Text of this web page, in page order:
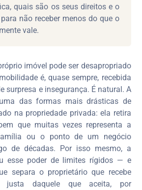
quais são os seus direitos e o
não receber menos do que o
vale.
imóvel pode ser desapropriado
é, quase sempre, recebida
surpresa e insegurança. É natural. A
das formas mais drásticas de
na propriedade privada: ela retira
que muitas vezes representa a
ou o ponto de um negócio
de décadas. Por isso mesmo, a
esse poder de limites rígidos — e
separa o proprietário que recebe
justa daquele que aceita, por